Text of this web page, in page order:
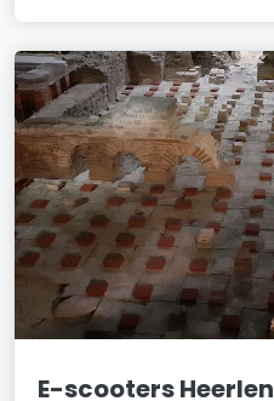
E-scooters Heerlen